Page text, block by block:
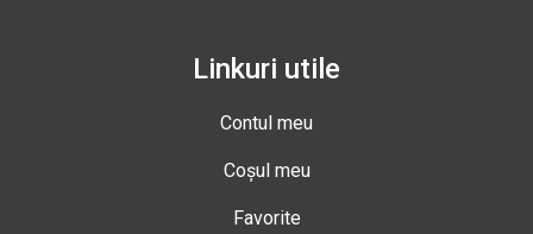
Linkuri utile
Contul meu
Coșul meu
Favorite